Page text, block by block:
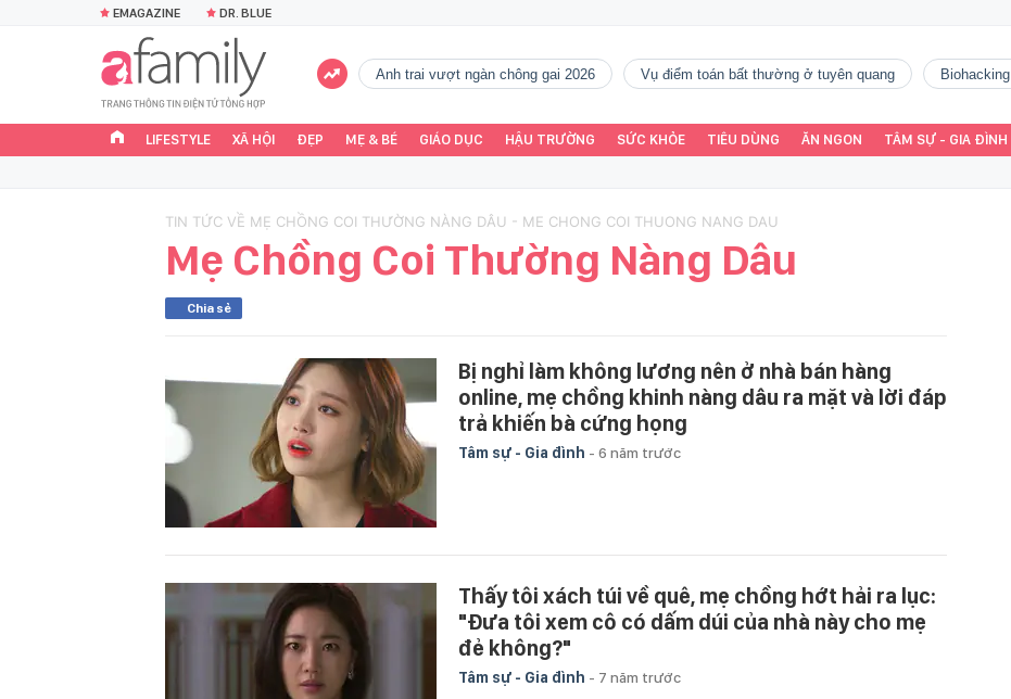
EMAGAZINE DR. BLUE
Anh trai vượt ngàn chông gai 2026 vụ điểm toán bất thường ở tuyên quang Biohacking
LIFESTYLE XÃ HỘI ĐẸP MẸ & BÉ GIÁO DỤC HẬU TRƯỜNG SỨC KHỎE TIÊU DÙNG ĂN NGON TÂM SỰ - GIA ĐÌNH
TIN TỨC VỀ MẸ CHỒNG COI THƯỜNG NÀNG DÂU - ME CHONG COI THUONG NANG DAU
Mẹ Chồng Coi Thường Nàng Dâu
Chia sẻ
Bị nghỉ làm không lương nên ở nhà bán hàng
online, mẹ chồng khinh nàng dâu ra mặt và lời đáp
trả khiến bà cứng họng
Tâm sự - Gia đình - 6 năm trước
Thấy tôi xách túi về quê, mẹ chồng hớt hải ra lục:
"Đưa tôi xem cô có dấm dúi của nhà này cho mẹ
đẻ không?"
Tâm sự - Gia đình - 7 năm trước